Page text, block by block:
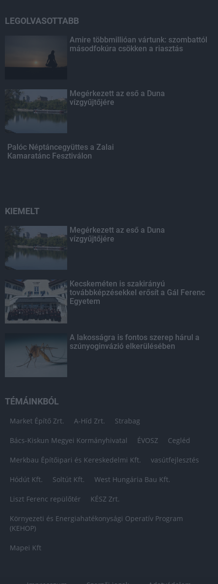
LEGOLVASOTTABB
Amire többmillióan vártunk: szombattól
másodfokúra csökken a riasztás
Megérkezett az eső a Duna
vízgyűjtőjére
Palóc Néptáncegyüttes a Zalai
Kamaratánc Fesztiválon
KIEMELT
Megérkezett az eső a Duna
vízgyűjtőjére
Kecskeméten is szakirányú
továbbképzésekkel erősít a Gál Ferenc
Egyetem
A lakosságra is fontos szerep hárul a
szúnyoginvázió elkerülésében
TÉMÁINKBÓL
Market Építő Zrt. A-Híd Zrt. Strabag
Bács-Kiskun Megyei Kormányhivatal ÉVOSZ Cegléd
Merkbau Építőipari és Kereskedelmi Kft. vasútfejlesztés
Hódút Kft. Soltút Kft. West Hungária Bau Kft.
Liszt Ferenc repülőtér KÉSZ Zrt.
Környezeti és Energiahatékonysági Operatív Program
(KEHOP)
Mapei Kft